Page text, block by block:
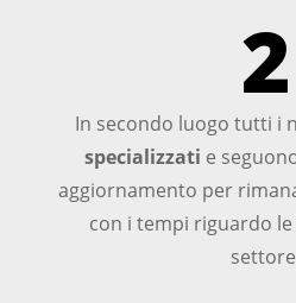
2
In secondo luogo tutti i
specializzati e
aggiornamento per
con i tempi riguardo